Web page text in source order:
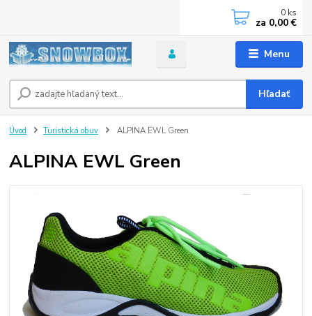
Menu
Hľadať
0 ks
za 0,00 €
Úvod Turistická obuv ALPINA EWL Green
ALPINA EWL Green